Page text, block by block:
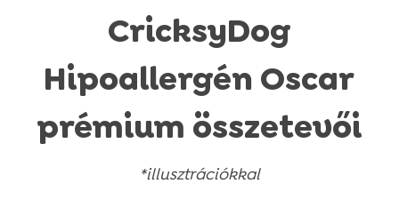
CricksyDog
Hipoallergén Oscar
prémium összetevői
*illusztrációkkal